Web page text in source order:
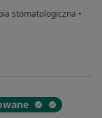
stomatologiczna •